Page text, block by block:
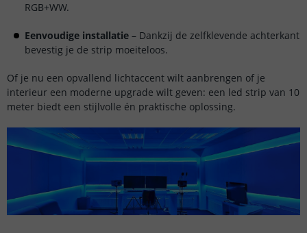
RGB+WW.
Eenvoudige installatie – Dankzij de zelfklevende achterkant
bevestig je de strip moeiteloos.
Of je nu een opvallend lichtaccent wilt aanbrengen of je
interieur een moderne upgrade wilt geven: een led strip van 10
meter biedt een stijlvolle én praktische oplossing.